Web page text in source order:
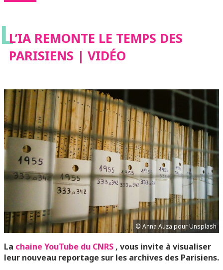
LL’IA REMONTE LE TEMPS DES
PARISIENS | VIDÉO
© Anna Auza pour Unsplash
La chaine YouTube du CNRS , vous invite à visualiser
leur nouveau reportage sur les archives des Parisiens.